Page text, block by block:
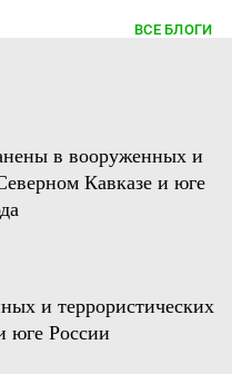
ВСЕ БЛОГИ
в вооруженных и
Кавказе и юге
и террористических
юге России